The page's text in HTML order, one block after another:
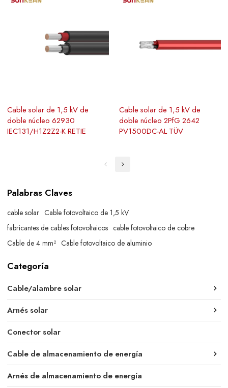
Cable solar de 1,5 kV de
doble núcleo 62930
IEC131/H1Z2Z2-K RETIE
Cable solar de 1,5 kV de
doble núcleo 2PfG 2642
PV1500DC-AL TÜV
Palabras Claves
cable solar Cable fotovoltaico de 1,5 kV
fabricantes de cables fotovoltaicos cable fotovoltaico de cobre
Cable de 4 mm² Cable fotovoltaico de aluminio
Categoría
Cable/alambre solar
Arnés solar
Conector solar
Cable de almacenamiento de energía
Arnés de almacenamiento de energía